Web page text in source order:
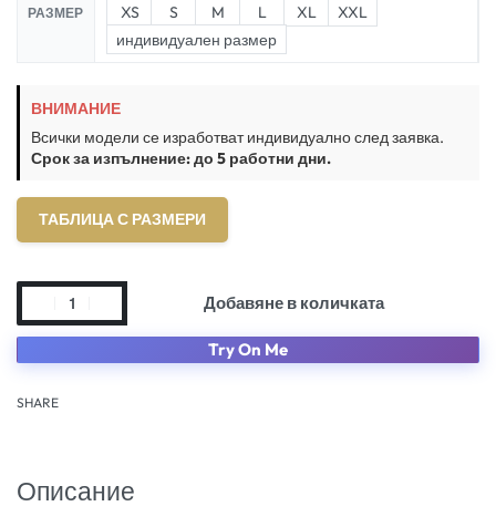
РАЗМЕР XS S M L XL
XXL
индивидуален размер
ВНИМАНИЕ
Всички модели се изработват индивидуално след заявка.
Срок за изпълнение: до 5 работни дни.
ТАБЛИЦА С РАЗМЕРИ
Добавяне в количката
Try On Me
SHARE
Описание